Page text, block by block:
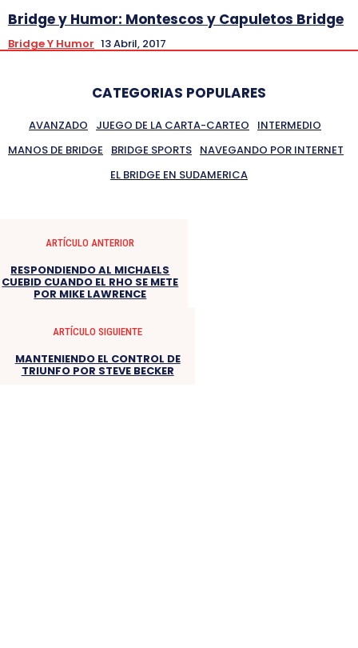
Bridge y Humor: Montescos y Capuletos Bridge
Bridge Y Humor 13 Abril, 2017
CATEGORIAS POPULARES
AVANZADO JUEGO DE LA CARTA-CARTEO
INTERMEDIO
MANOS DE BRIDGE
BRIDGE SPORTS NAVEGANDO POR INTERNET
EL BRIDGE EN SUDAMERICA
ARTÍCULO ANTERIOR
RESPONDIENDO AL MICHAELS
CUEBID CUANDO EL RHO SE METE
POR MIKE LAWRENCE
ARTÍCULO SIGUIENTE
MANTENIENDO EL CONTROL DE
TRIUNFO POR STEVE BECKER